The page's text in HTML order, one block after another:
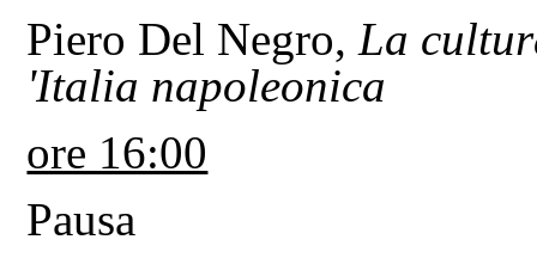
Piero Del Negro,La
'Italia napoleonica
ore 16:00
Pausa